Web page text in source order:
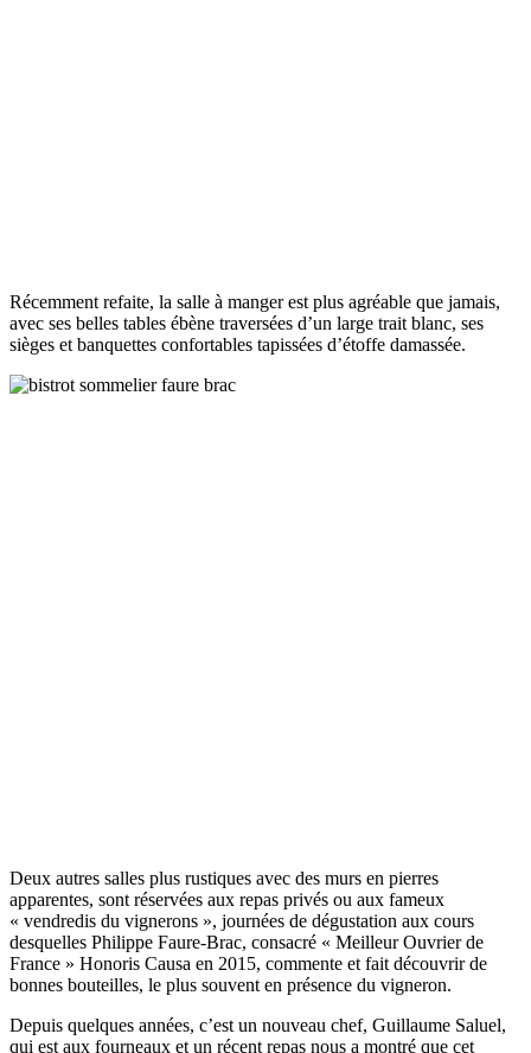
Récemment refaite, la salle à manger est plus agréable que jamais,
avec ses belles tables ébène traversées d’un large trait blanc, ses
sièges et banquettes confortables tapissées d’étoffe damassée.
Deux autres salles plus rustiques avec des murs en pierres
apparentes, sont réservées aux repas privés ou aux fameux
« vendredis du vignerons », journées de dégustation aux cours
desquelles Philippe Faure-Brac, consacré « Meilleur Ouvrier de
France » Honoris Causa en 2015, commente et fait découvrir de
bonnes bouteilles, le plus souvent en présence du vigneron.
Depuis quelques années, c’est un nouveau chef, Guillaume Saluel,
qui est aux fourneaux et un récent repas nous a montré que cet